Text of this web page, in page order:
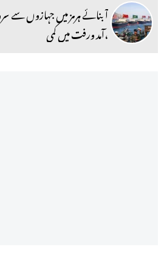
آبنائے ہرمز میں جہازوں سے
،آمد ورفت میں کمی